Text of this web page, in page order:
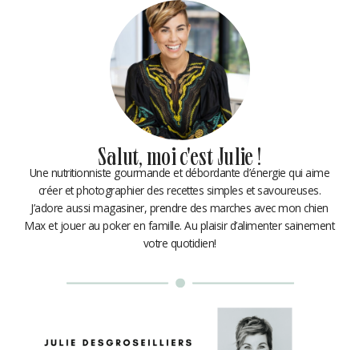
Salut, moi c'est Julie !
Une nutritionniste gourmande et débordante d’énergie qui aime
créer et photographier des recettes simples et savoureuses.
J’adore aussi magasiner, prendre des marches avec mon chien
Max et jouer au poker en famille. Au plaisir d’alimenter sainement
votre quotidien!